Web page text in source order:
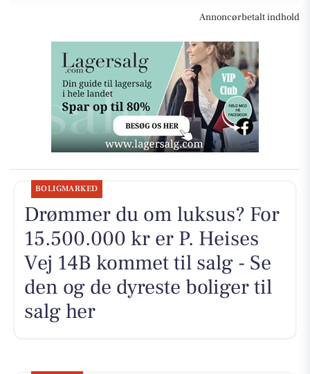
Annoncørbetalt indhold
BOLIGMARKED
Drømmer du om luksus? For
15.500.000 kr er P. Heises
Vej 14B kommet til salg - Se
den og de dyreste boliger til
salg her